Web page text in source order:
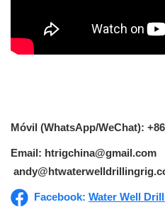
Móvil (WhatsApp/WeChat):
Email: htrigchina@gmail.com
Facebook: Water Well